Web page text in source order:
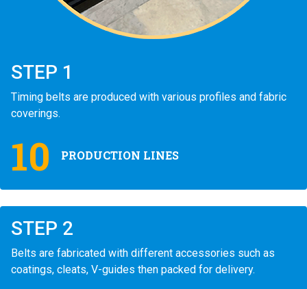
STEP 1
Timing belts are produced with various profiles and fabric
coverings.
10 PRODUCTION LINES
STEP 2
Belts are fabricated with different accessories such as
coatings, cleats, V-guides then packed for delivery.